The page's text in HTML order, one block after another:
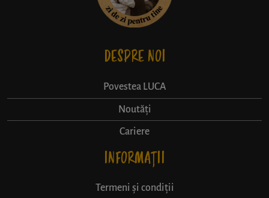
DESPRE NOI
Povestea LUCA
Noutăți
Cariere
INFORMAȚII
Termeni și condiții